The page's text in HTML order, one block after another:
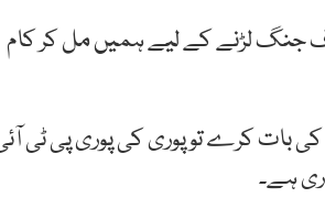
جنگ لڑنے کے لیے ہمیں مل کر کام
کی بات کرے تو پوری کی پوری پی ٹی
ہے۔